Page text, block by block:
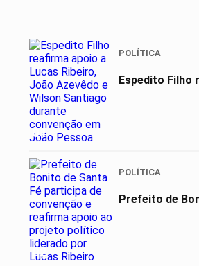
01
POLÍTICA
Espedito Filho
02
POLÍTICA
Prefeito de